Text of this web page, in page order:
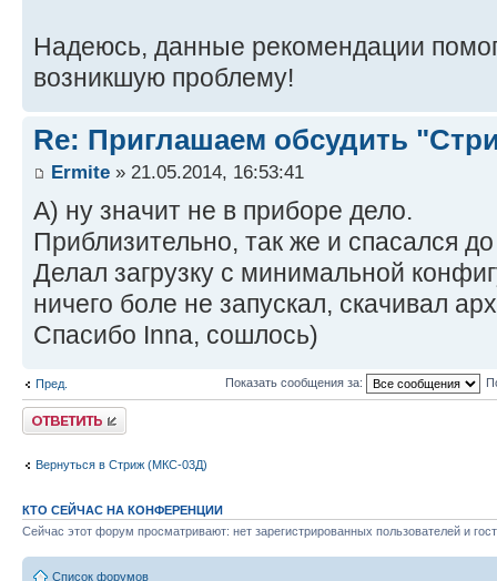
Надеюсь, данные рекомендации
возникшую проблему!
Re: Приглашаем обсудить
Ermite » 21.05.2014, 16:53:41
А) ну значит не в приборе дело.
Приблизительно, так же и спасался до
Делал загрузку с минимальной
ничего боле не запускал, скачивал
Спасибо Inna, сошлось)
Пред. Показать сообщения за:
Ответить
Вернуться в Стриж (МКС-03Д)
КТО СЕЙЧАС НА КОНФЕРЕНЦИИ
Сейчас этот форум просматривают: нет зарегистрированных пользователей и
Список форумов